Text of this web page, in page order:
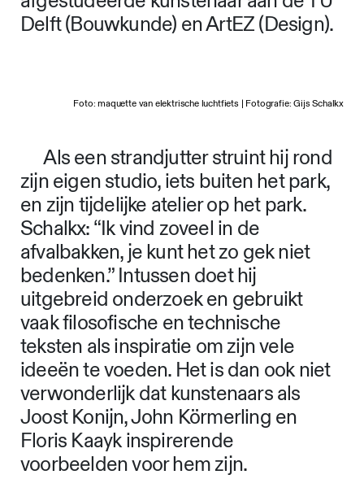
Delft (Bouwkunde) en ArtEZ (Design).
Foto: maquette van elektrische luchtfiets | Fotografie: Gijs Schalkx
Als een strandjutter struint hij rond
zijn eigen studio, iets buiten het park,
en zijn tijdelijke atelier op het park.
Schalkx: “Ik vind zoveel in de
afvalbakken, je kunt het zo gek niet
bedenken.” Intussen doet hij
uitgebreid onderzoek en gebruikt
vaak filosofische en technische
teksten als inspiratie om zijn vele
ideeën te voeden. Het is dan ook niet
verwonderlijk dat kunstenaars als
Joost Konijn, John Körmerling en
Floris Kaayk inspirerende
voorbeelden voor hem zijn.